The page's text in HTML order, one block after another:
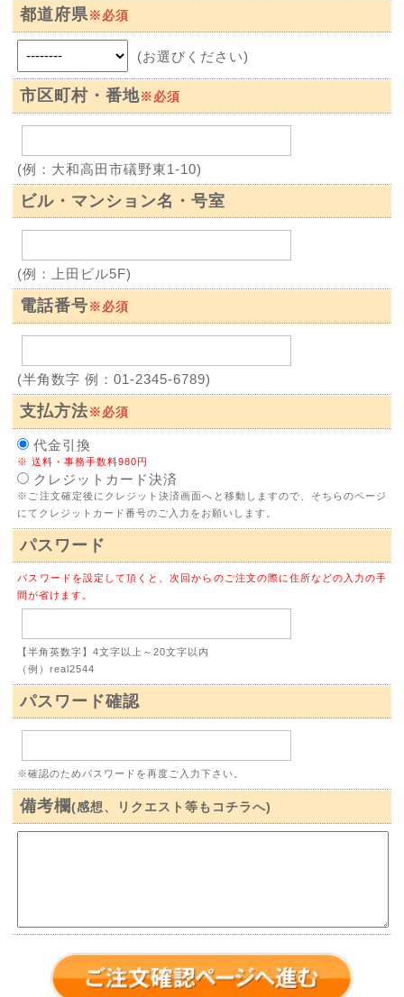
都道府県※必須
(お選びください)
市区町村・番地※必須
(例：大和高田市礒野東1-10)
ビル・マンション名・号室
(例：上田ビル5F)
電話番号※必須
(半角数字 例：01-2345-6789)
支払方法※必須
代金引換
※ 送料・事務手数料980円
クレジットカード決済
※ご注文確定後にクレジット決済画面へと移動しますので、そちらのページ
にてクレジットカード番号のご入力をお願いします。
パスワード
パスワードを設定して頂くと、次回からのご注文の際に住所などの入力の手
間が省けます。
【半角英数字】4文字以上～20文字以内
（例）real2544
パスワード確認
※確認のためパスワードを再度ご入力下さい。
備考欄(感想、リクエスト等もコチラへ)